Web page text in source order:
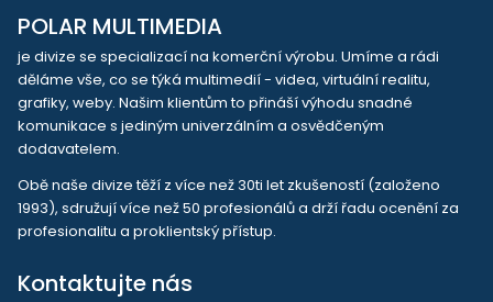
POLAR MULTIMEDIA
je divize se specializací na komerční výrobu. Umíme a rádi
děláme vše, co se týká multimedií - videa, virtuální realitu,
grafiky, weby. Našim klientům to přináší výhodu snadné
komunikace s jediným univerzálním a osvědčeným
dodavatelem.
Obě naše divize těží z více než 30ti let zkušeností (založeno
1993), sdružují více než 50 profesionálů a drží řadu ocenění za
profesionalitu a proklientský přístup.
Kontaktujte nás